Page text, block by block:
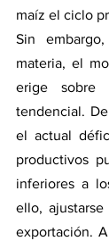
maíz el ciclo
Sin
materia, el
erige sobre
tendencial.
el actual
productivos
inferiores a
ello,
exportación.